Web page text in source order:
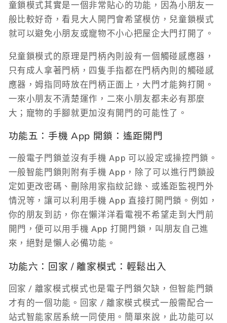
童鎖模式其實是一個非常貼心的功能，因為小朋友一
般比較好奇，看見大人開門會希望模仿，兒童鎖模式
就可以避免小朋友或寵物不小心把屋企大門打開了。
兒童鎖模式的原理是門柄內則設有一個觸碰感應器，
只有成人拿著門柄，四隻手指都在門柄內則的觸碰感
應器，姆指同時放在門柄正面上，大門才能夠打開。
一來小朋友不清楚運作，二來小朋友都未必有那麼
大；寵物的手腳就更加沒有開門的可能性了。
功能五：手機 App 開鎖：遙距開門
一般電子門鎖並沒有手機 App 可以設定或操控門鎖。
一般智能門鎖則附有手機 App，除了可以進行門鎖設
定如更改密碼、刪除用家指紋記錄、或遙距監視門外
情況等，讓可以利用手機 App 直接打開門鎖。例如，
你的朋友到訪，你在懶洋洋看電視不希望走到大門前
開門，便可以用手機 App 打開門鎖，叫朋友自己進
來，絕對是懶人必備功能。
功能六：回家 / 離家模式：輕鬆出入
回家 / 離家模式模式也是電子門鎖欠缺，但智能門鎖
才有的一個功能。回家 / 離家模式模式一般需配合一
站式智能家居系統一同使用。簡單來說，此功能可以